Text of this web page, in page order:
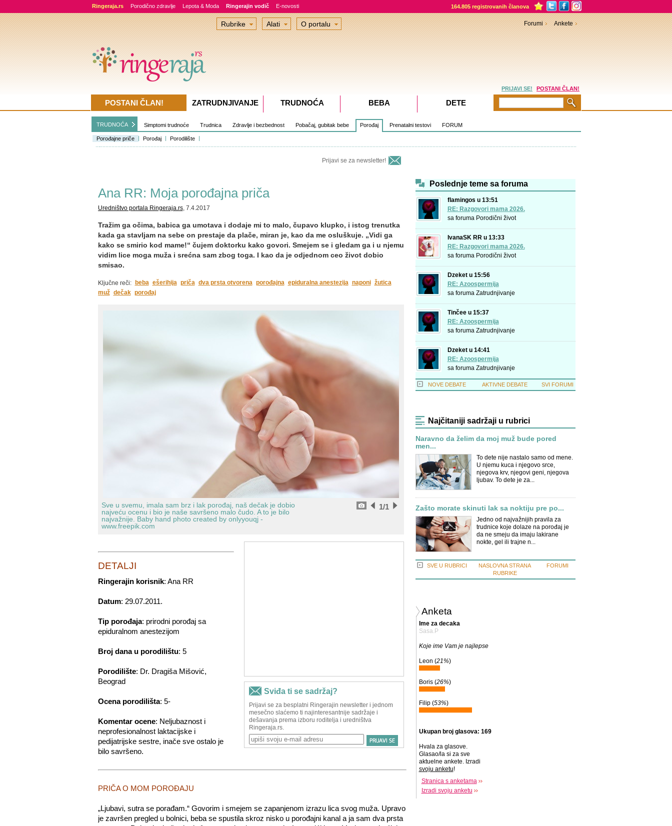
Ringeraja.rs Porodično zdravlje Lepota & Moda Ringerajin vodič E-novosti 164.805 registrovanih članova
TRUDNOĆA Simptomi trudnoće Trudnica Zdravlje i bezbednost Pobačaj, gubitak bebe Porođaj
Porođajne priče Porođaj Porodilište
Prenatalni testovi FORUM
Prijavi se za newsletter!
Ana RR: Moja porođajna priča
Uredništvo portala Ringeraja.rs, 7.4.2017
Tražim ga očima, babica ga umotava i dodaje mi to malo, čupavo klupko, i istog trenutka
kada ga stavljam na sebe on prestaje da plače, miran je, kao da me osluškuje. „Vidi ga
kako se smirio kod mame!“ čujem doktorku kako govori. Smejem se i gledam ga i u njemu
vidim lice moga muža i srećna sam zbog toga. I kao da je odjednom ceo život dobio
smisao.
Ključne reči: beba ešerihija priča dva prsta otvorena porođajna epiduralna anestezija naponi žutica
muž dečak porođaj
Sve u svemu, imala sam brz i lak porođaj, naš dečak je dobio
najveću ocenu i bio je naše savršeno malo čudo. A to je bilo
najvažnije. Baby hand photo created by onlyyouqj -
www.freepik.com
/1
1
DETALJI
Ringerajin korisnik: Ana RR
Datum: 29.07.2011.
Tip porođaja: prirodni porođaj sa
epiduralnom anestezijom
Broj dana u porodilištu: 5
Porodilište: Dr. Dragiša Mišović,
Beograd
Ocena porodilišta: 5-
Komentar ocene: Neljubaznost i
neprofesionalnost laktacijske i
pedijatrijske sestre, inače sve ostalo je
bilo savršeno.
PRIČA O MOM POROĐAJU
„Ljubavi, sutra se porađam.“ Govorim i smejem se zapanjenom izrazu lica svog muža. Upravo
je završen pregled u bolnici, beba se spustila skroz nisko u porođajni kanal a ja sam dva prsta
Poslednje teme sa foruma
flamingos u 13:51
RE: Razgovori mama 2026.
sa foruma Porodični život
IvanaSK RR u 13:33
RE: Razgovori mama 2026.
sa foruma Porodični život
Dzeket u 15:56
RE: Azoospermija
sa foruma Zatrudnjivanje
Tinčee u 15:37
RE: Azoospermija
sa foruma Zatrudnjivanje
Dzeket u 14:41
RE: Azoospermija
sa foruma Zatrudnjivanje
NOVE DEBATE AKTIVNE DEBATE SVI FORUMI
Najčitaniji sadržaji u rubrici
Naravno da želim da moj muž bude pored
men...
To dete nije nastalo samo od mene.
U njemu kuca i njegovo srce,
njegova krv, njegovi geni, njegova
ljubav. To dete je za...
Zašto morate skinuti lak sa noktiju pre po...
Jedno od najvažnijih pravila za
trudnice koje dolaze na porođaj je
da ne smeju da imaju lakirane
nokte, gel ili trajne n...
SVE U RUBRICI
NASLOVNA STRANA
RUBRIKE
FORUMI
Anketa
Ime za decaka
Sasa.P
Koje ime Vam je najlepse
Leon (21%)
Boris (26%)
Filip (53%)
Ukupan broj glasova: 169
Hvala za glasove.
Glasao/la si za sve
aktuelne ankete. Izradi
svoju anketu!
Stranica s anketama
Izradi svoju anketu
Rubrike Alati O portalu Forumi Ankete
PRIJAVI SE! POSTANI ČLAN!
POSTANI ČLAN! ZATRUDNJIVANJE TRUDNOĆA BEBA DETE